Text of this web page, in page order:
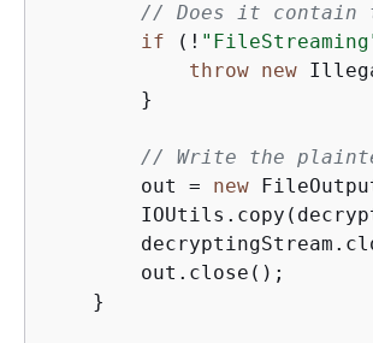
// Does it contain
if (!
throw new
        }
// Write the
        out =
new
        out.close();
    }